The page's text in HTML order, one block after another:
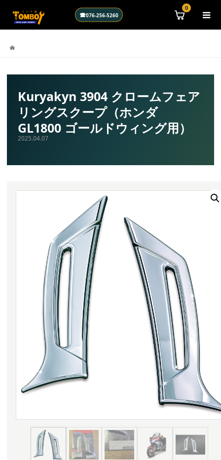
0
☎076-256-5260
Kuryakyn 3904 クロームフェア
リングスクープ（ホンダ
GL1800 ゴールドウィング用）
2025.04.07